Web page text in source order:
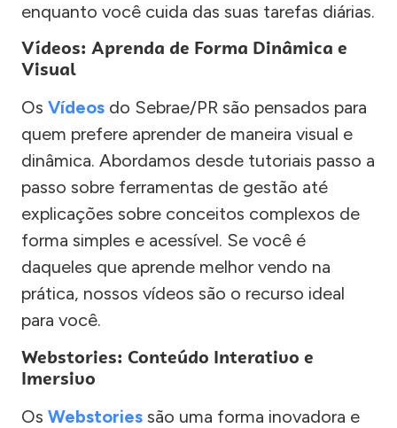
enquanto você cuida das suas tarefas diárias.
Vídeos: Aprenda de Forma Dinâmica e
Visual
Os Vídeos do Sebrae/PR são pensados para
quem prefere aprender de maneira visual e
dinâmica. Abordamos desde tutoriais passo a
passo sobre ferramentas de gestão até
explicações sobre conceitos complexos de
forma simples e acessível. Se você é
daqueles que aprende melhor vendo na
prática, nossos vídeos são o recurso ideal
para você.
Webstories: Conteúdo Interativo e
Imersivo
Os Webstories são uma forma inovadora e